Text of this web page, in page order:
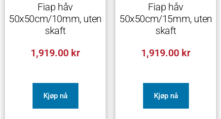
Fiap håv
50x50cm/10mm, uten
skaft
1,919.00 kr
Kjøp nå
Fiap håv
50x50cm/15mm, uten
skaft
1,919.00 kr
Kjøp nå